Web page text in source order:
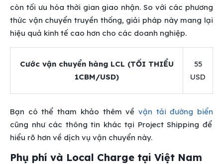
còn tối ưu hóa thời gian giao nhận. So với các phương
thức vận chuyển truyền thống, giải pháp này mang lại
hiệu quả kinh tế cao hơn cho các doanh nghiệp.
Cước vận chuyển hàng LCL (TỐI THIỂU
1CBM/USD)
55
USD
Bạn có thể tham khảo thêm về vận tải đường biển
cũng như các thông tin khác tại Project Shipping để
hiểu rõ hơn về dịch vụ vận chuyển này.
Phụ phí và Local Charge tại Việt Nam